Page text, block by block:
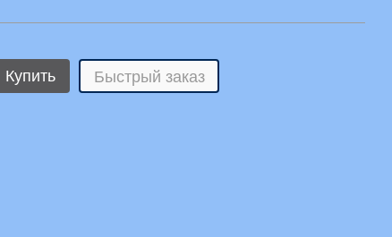
Купить Быстрый заказ